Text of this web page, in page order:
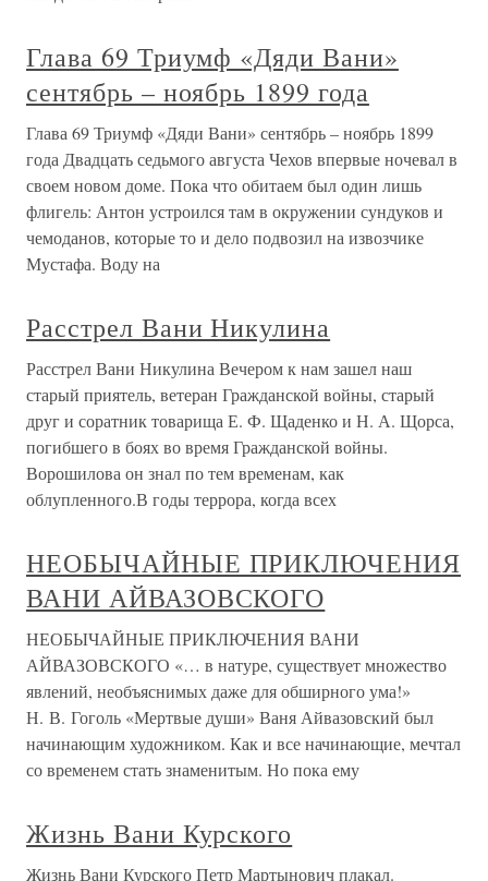
Глава 69 Триумф «Дяди Вани»
сентябрь – ноябрь 1899 года
Глава 69 Триумф «Дяди Вани» сентябрь – ноябрь 1899
года Двадцать седьмого августа Чехов впервые ночевал в
своем новом доме. Пока что обитаем был один лишь
флигель: Антон устроился там в окружении сундуков и
чемоданов, которые то и дело подвозил на извозчике
Мустафа. Воду на
Расстрел Вани Никулина
Расстрел Вани Никулина Вечером к нам зашел наш
старый приятель, ветеран Гражданской войны, старый
друг и соратник товарища Е. Ф. Щаденко и Н. А. Щорса,
погибшего в боях во время Гражданской войны.
Ворошилова он знал по тем временам, как
облупленного.В годы террора, когда всех
НЕОБЫЧАЙНЫЕ ПРИКЛЮЧЕНИЯ
ВАНИ АЙВАЗОВСКОГО
НЕОБЫЧАЙНЫЕ ПРИКЛЮЧЕНИЯ ВАНИ
АЙВАЗОВСКОГО «… в натуре, существует множество
явлений, необъяснимых даже для обширного ума!»
Н. В. Гоголь «Мертвые души» Ваня Айвазовский был
начинающим художником. Как и все начинающие, мечтал
со временем стать знаменитым. Но пока ему
Жизнь Вани Курского
Жизнь Вани Курского Петр Мартынович плакал.